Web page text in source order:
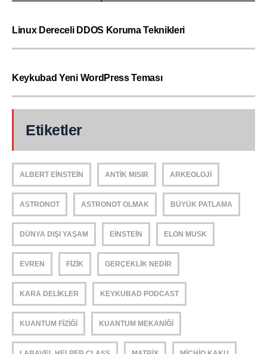
Linux Dereceli DDOS Koruma Teknikleri
Keykubad Yeni WordPress Teması
Etiketler
ALBERT EINSTEIN ANTIK MISIR ARKEOLOJI
ASTRONOT ASTRONOT OLMAK BÜYÜK PATLAMA
DÜNYA DIŞI YAŞAM EINSTEIN ELON MUSK
EVREN FIZIK GERÇEKLIK NEDIR
KARA DELIKLER KEYKUBAD PODCAST
KUANTUM FIZIĞI KUANTUM MEKANIĞI